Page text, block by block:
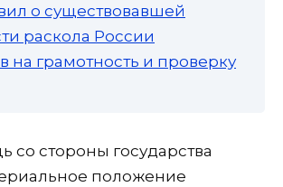
о существовавшей
раскола России
на грамотность и проверку
со стороны государства
положение